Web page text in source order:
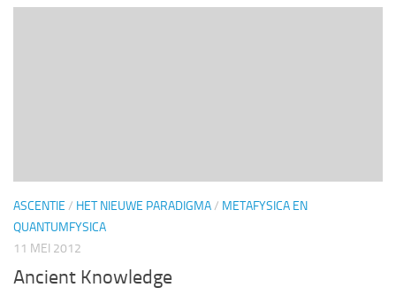
ASCENTIE / HET NIEUWE PARADIGMA/ METAFYSICA EN
QUANTUMFYSICA
11 MEI 2012
Ancient Knowledge